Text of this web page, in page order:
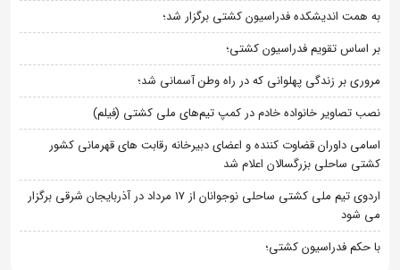
به همت اندیشکده فدراسیون کشتی برگزار شد؛
بر اساس تقویم فدراسیون کشتی؛
مروری بر زندگی پهلوانی که در راه وطن آسمانی شد؛
نصب تصاویر خانواده خادم در کمپ تیم‌های ملی کشتی (فیلم)
اسامی داوران قضاوت کننده و اعضای دبیرخانه رقابت های قهرمانی کشور
کشتی ساحلی بزرگسالان اعلام شد
اردوی تیم ملی کشتی ساحلی نوجوانان از 17 مرداد در آذربایجان شرقی برگزار
می شود
با حکم فدراسیون کشتی؛